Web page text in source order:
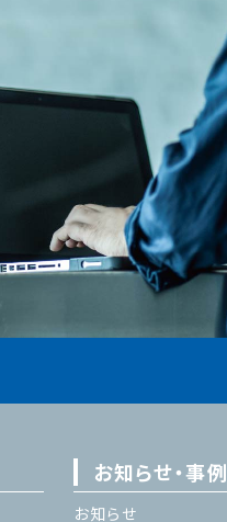
お知らせ・事例
お知らせ